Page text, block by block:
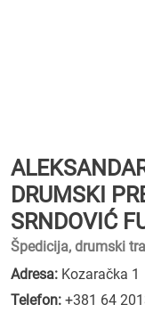
DRUMSKI
SRNDOVIĆ
Špedicija, drumski
Adresa: Kozaračka 1
Telefon: +381 64